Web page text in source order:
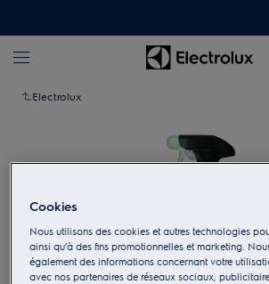
Electrolux
Cookies
Nous utilisons des cookies et autres technologies
ainsi qu’à des fins promotionnelles et marketing.
également des informations concernant votre
avec nos partenaires de réseaux sociaux,